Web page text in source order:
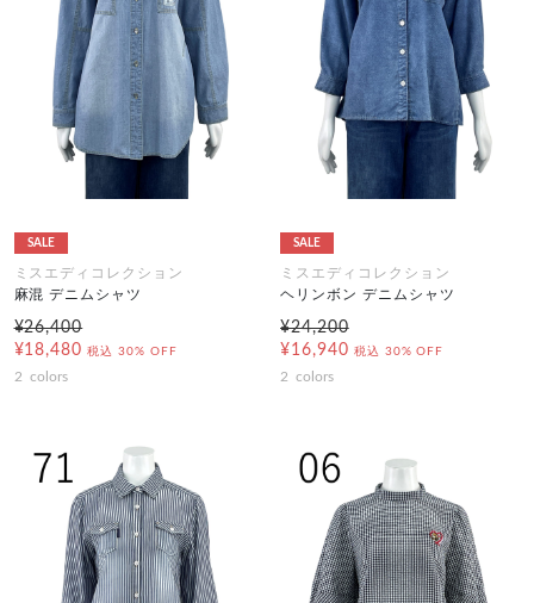
SALE
ミスエディコレクション
麻混 デニムシャツ
¥26,400
¥18,480 税込 30% OFF
2 colors
SALE
ミスエディコレクション
ヘリンボン デニムシャツ
¥24,200
¥16,940 税込 30% OFF
2 colors